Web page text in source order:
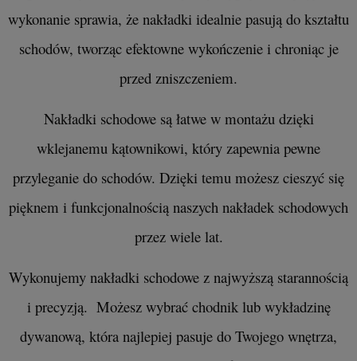
wykonanie sprawia, że nakładki idealnie pasują do kształtu
schodów, tworząc efektowne wykończenie i chroniąc je
przed zniszczeniem.
Nakładki schodowe są łatwe w montażu dzięki
wklejanemu kątownikowi, który zapewnia pewne
przyleganie do schodów. Dzięki temu możesz cieszyć się
pięknem i funkcjonalnością naszych nakładek schodowych
przez wiele lat.
Wykonujemy nakładki schodowe z najwyższą starannością
i precyzją. Możesz wybrać chodnik lub wykładzinę
dywanową, która najlepiej pasuje do Twojego wnętrza,